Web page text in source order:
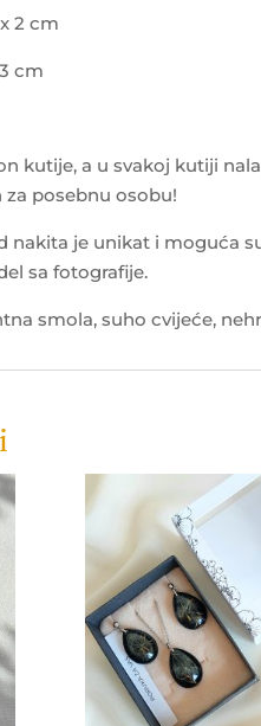
2 cm
cm
kutije, a u svakoj kutiji
za posebnu osobu!
nakita je unikat i moguća
sa fotografije.
smola, suho cvijeće,